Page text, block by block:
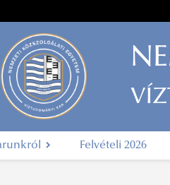
Felvételi 2026